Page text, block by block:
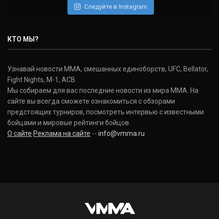
Donald Cerrone
(36-15-0, 1)
Исраэль Адесанья
Israel Adesanya
(19-0-0, 0)
Следуйте в Instagram
КТО МЫ?
Узнавай новости ММА, смешанных единоборств, UFC, Bellator,
Fight Nights, M-1, ACB.
Мы собираем для вас последние новости из мира ММА. На
сайте вы всегда сможете ознакомиться с обзорами
предстоящих турниров, посмотреть интервью с известными
бойцами и мировые рейтинги бойцов.
О сайте Реклама на сайте -- info@vmma.ru